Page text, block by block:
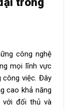
công nghệ
mọi lĩnh vực
công việc. Đây
cao khả năng
với đối thủ và